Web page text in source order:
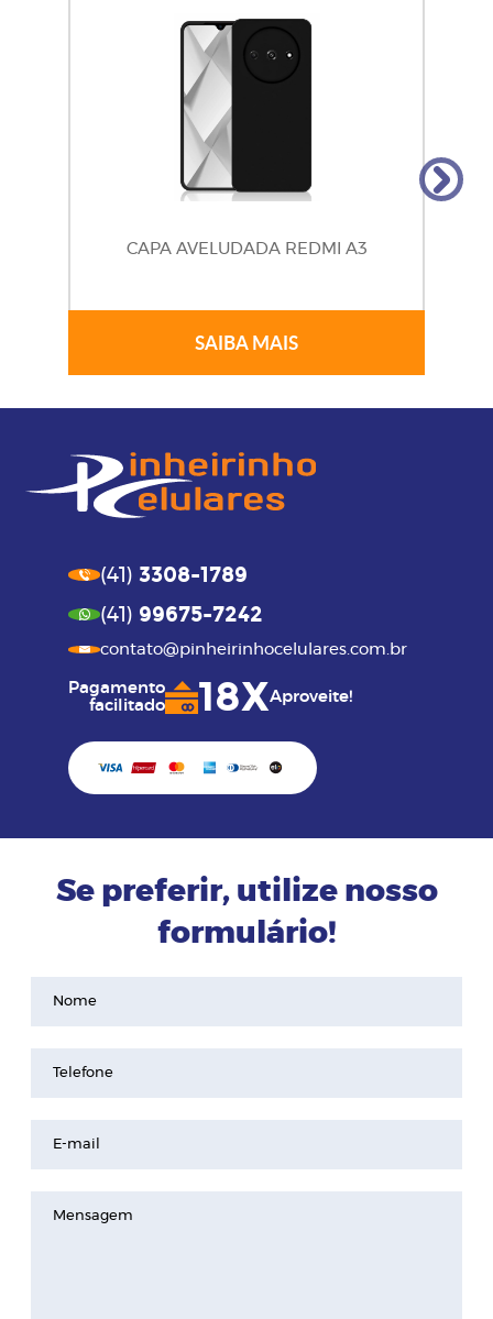
CAPA AVELUDADA REDMI A3
SAIBA MAIS
(41) 3308-1789
(41) 99675-7242
contato@pinheirinhocelulares.com.br
Pagamento
facilitado
18XAproveite!
Se preferir, utilize nosso
formulário!
Nome
Telefone
E-mail
Mensagem